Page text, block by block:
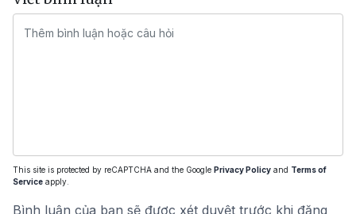
This site is protected by reCAPTCHA and the Google Privacy Policy and Terms of
Service apply.
Bình luận của bạn sẽ được xét duyệt trước khi đăng